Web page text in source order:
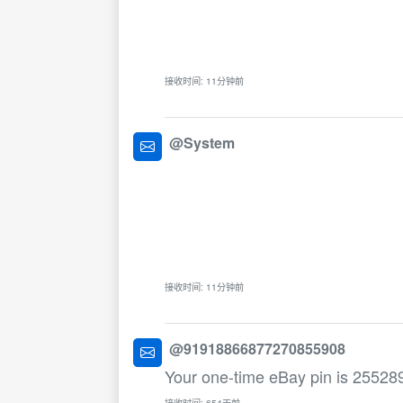
接收时间: 11分钟前
@System
接收时间: 11分钟前
@91918866877270855908
Your one-time eBay pin is